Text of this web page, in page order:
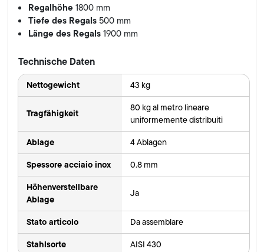
Regalhöhe1800 mm
Tiefe des Regals500 mm
Länge des Regals1900 mm
Technische Daten
Nettogewicht 43 kg
Tragfähigkeit
80 kg al metro lineare
uniformemente distribuiti
Ablage 4 Ablagen
Spessore acciaio inox 0.8 mm
Höhenverstellbare
Ablage
Ja
Stato articolo Da assemblare
Stahlsorte AISI 430